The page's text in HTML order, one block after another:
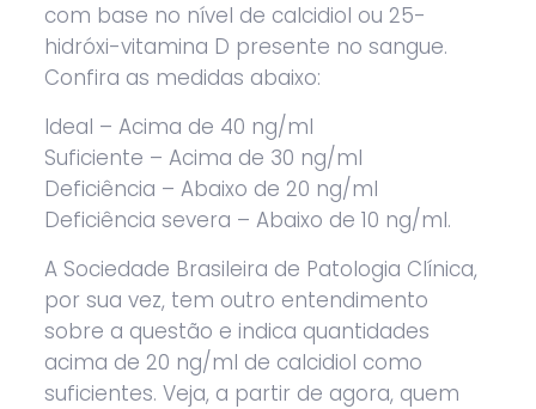
com base no nível de calcidiol ou 25-
hidróxi-vitamina D presente no sangue.
Confira as medidas abaixo:
Ideal – Acima de 40 ng/ml
Suficiente – Acima de 30 ng/ml
Deficiência – Abaixo de 20 ng/ml
Deficiência severa – Abaixo de 10 ng/ml.
A Sociedade Brasileira de Patologia Clínica,
por sua vez, tem outro entendimento
sobre a questão e indica quantidades
acima de 20 ng/ml de calcidiol como
suficientes. Veja, a partir de agora, quem